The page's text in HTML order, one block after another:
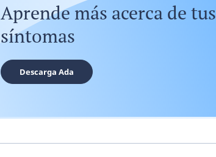
Aprende más acerca de tus
síntomas
Descarga Ada